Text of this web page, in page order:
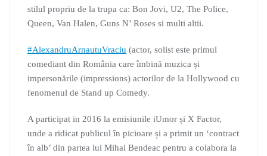
stilul propriu de la trupa ca: Bon Jovi, U2, The Police,
Queen, Van Halen, Guns N’ Roses si multi altii.
#AlexandruArnautuVraciu (actor, solist este primul
comediant din România care îmbină muzica și
impersonările (impressions) actorilor de la Hollywood cu
fenomenul de Stand up Comedy.
A participat in 2016 la emisiunile iUmor și X Factor,
unde a ridicat publicul în picioare și a primit un ‘contract
în alb’ din partea lui Mihai Bendeac pentru a colabora la